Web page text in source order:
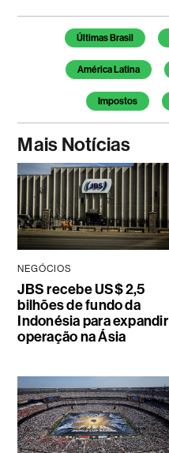
Temas deste artigo
Últimas Brasil
América Latina
Impostos
Mais Notícias
NEGÓCIOS
JBS recebe US$ 2,5
bilhões de fundo da
Indonésia para expandir
operação na Ásia